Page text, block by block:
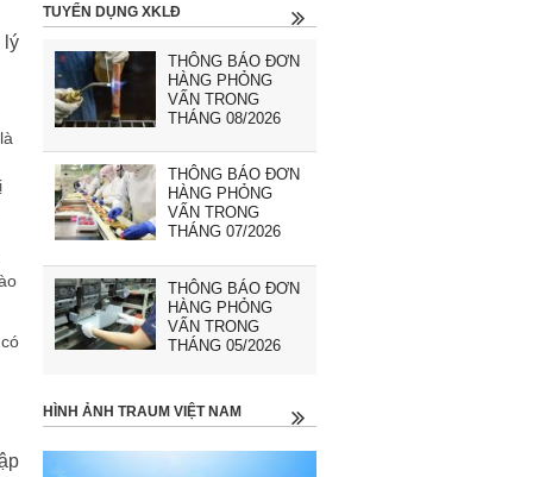
lý
TUYỂN DỤNG XKLĐ
THÔNG BÁO ĐƠN
HÀNG PHỎNG
VẤN TRONG
THÁNG 08/2026
THÔNG BÁO ĐƠN
HÀNG PHỎNG
VẤN TRONG
THÁNG 07/2026
THÔNG BÁO ĐƠN
HÀNG PHỎNG
VẤN TRONG
THÁNG 05/2026
HÌNH ẢNH TRAUM VIỆT NAM